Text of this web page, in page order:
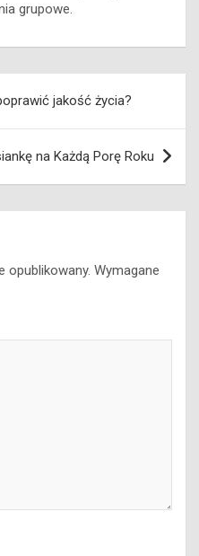
grupowe.
jakość życia?
na Każdą Porę Roku
opublikowany. Wymagane